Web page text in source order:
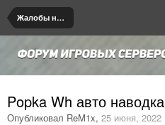
Жалобы на игроков/админов
Popka Wh авто наводка
Опубликовал ReM1x, 25 июня, 2022